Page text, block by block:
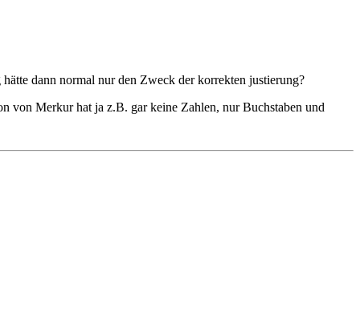
dann normal nur den Zweck der korrekten justierung?
von Merkur hat ja z.B. gar keine Zahlen, nur Buchstaben und